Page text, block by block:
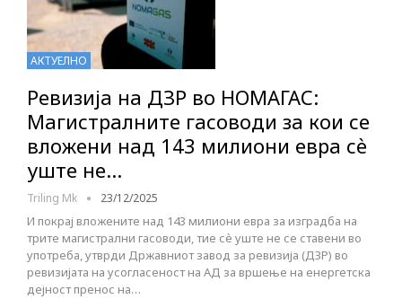
АКТУЕЛНО
Ревизија на ДЗР во НОМАГАС:
Магистралните гасоводи за кои се
вложени над 143 милиони евра сѐ
уште не…
Triling Mk 23/12/2025
И покрај вложените над 143 милиони евра за изградба на
трите магистрални гасоводи, тие сѐ уште не се ставени во
употреба, утврди Државниот завод за ревизија (ДЗР) во
ревизијата на усогласеност на АД за вршење на енергетска
дејност пренос на…